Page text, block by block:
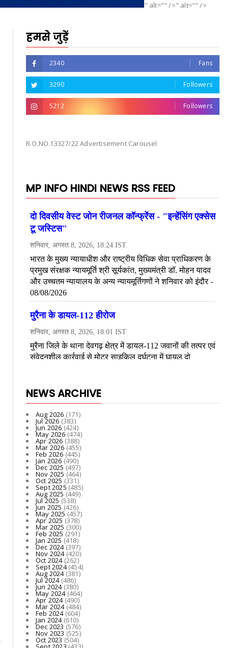
" alt="" />" alt="" />
हमसे जुड़ें
2340 Fans
3290 Followers
5212 Followers
R.O.NO.13327/22 Advertisement Carousel
MP INFO HINDI NEWS RSS FEED
NEWS ARCHIVE
Aug 2026 (171)
Jul 2026 (383)
Jun 2026(424)
May 2026(474)
Apr 2026 (388)
Mar 2026(455)
Feb 2026 (445)
Jan 2026 (490)
Dec 2025(497)
Nov 2025 (464)
Oct 2025 (331)
Sept 2025 (485)
Aug 2025 (449)
Jul 2025 (538)
Jun 2025(426)
May 2025(457)
Apr 2025 (378)
Mar 2025 (300)
Feb 2025 (291)
Jan 2025 (418)
Dec 2024(397)
Nov 2024(420)
Oct 2024(262)
Sept 2024(454)
Aug 2024(381)
Jul 2024(486)
Jun 2024(380)
May 2024(464)
Apr 2024(490)
Mar 2024(484)
Feb 2024(604)
Jan 2024(610)
Dec 2023(576)
Nov 2023 (525)
Oct 2023 (504)